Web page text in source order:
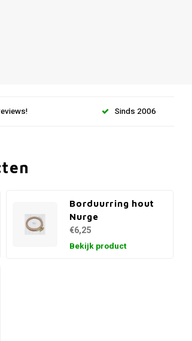
Sinds 2006
Borduurring hout
Nurge
€6,25
Bekijk product